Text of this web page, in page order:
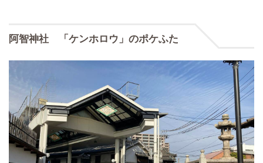
阿智神社 「ケンホロウ」のポケふた